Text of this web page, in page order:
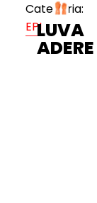
Categoria:
EPILUVA
ADERE